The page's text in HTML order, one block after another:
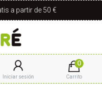
a partir de 50 €
Iniciar sesión
0
Carrito